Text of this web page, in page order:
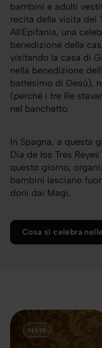
bambini e adulti
recita della visita dei
All'Epifania, una
benedizione della
visitando la casa di
nella benedizione
battesimo di Gesù),
(perché i tre Re
nel banchetto.
In Spagna, a questa
Dia de los Tres
questo giorno,
bambini lasciano
doni dai Magi.
Cosa si celebra
FESTE